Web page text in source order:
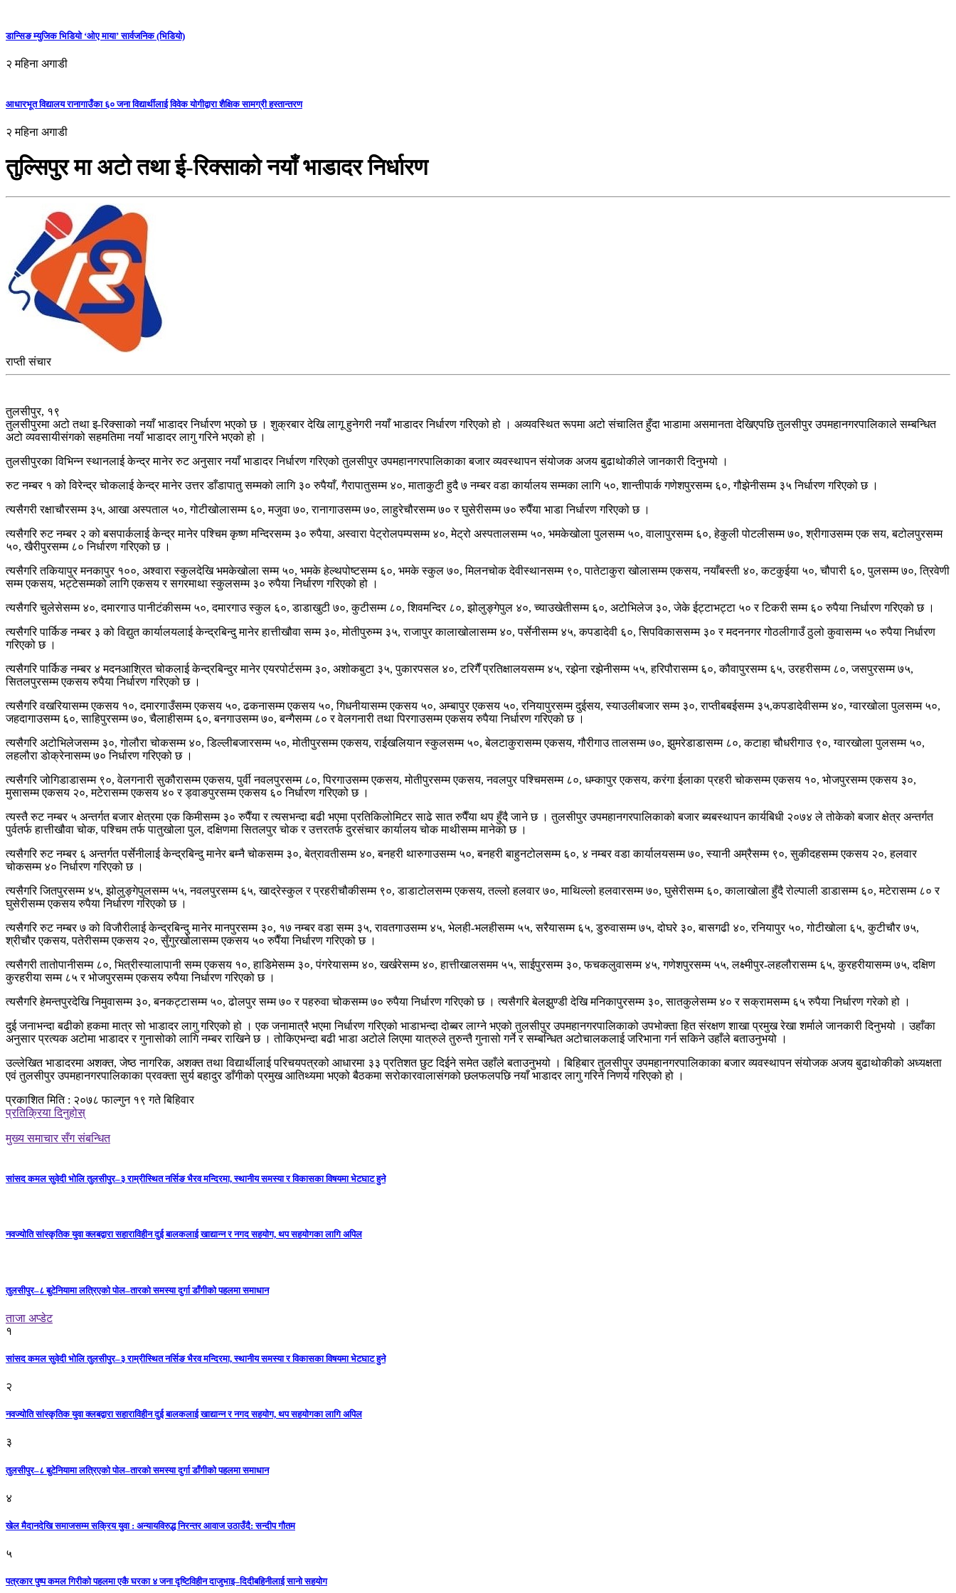
डान्सिङ म्युजिक भिडियो ‘ओए माया’ सार्वजनिक (भिडियो)
२ महिना अगाडी
आधारभूत विद्यालय रानागाउँका ६० जना विद्यार्थीलाई विवेक योगीद्वारा शैक्षिक सामग्री हस्तान्तरण
२ महिना अगाडी
तुल्सिपुर मा अटो तथा ई-रिक्साको नयाँ भाडादर निर्धारण
राप्ती संचार
तुलसीपुर, १९
तुलसीपुरमा अटो तथा इ-रिक्साको नयाँ भाडादर निर्धारण भएको छ । शुक्रबार देखि लागू हुनेगरी नयाँ भाडादर निर्धारण गरिएको हो । अव्यवस्थित रूपमा अटो संचालित हुँदा भाडामा असमानता देखिएपछि तुलसीपुर उपमहानगरपालिकाले सम्बन्धित
अटो व्यवसायीसंगको सहमतिमा नयाँ भाडादर लागु गरिने भएको हो ।
तुलसीपुरका विभिन्न स्थानलाई केन्द्र मानेर रुट अनुसार नयाँ भाडादर निर्धारण गरिएको तुलसीपुर उपमहानगरपालिकाका बजार व्यवस्थापन संयोजक अजय बुढाथोकीले जानकारी दिनुभयो ।
रुट नम्बर १ को विरेन्द्र चोकलाई केन्द्र मानेर उत्तर डाँडापातु सम्मको लागि ३० रुपैयाँ, गैरापातुसम्म ४०, माताकुटी हुदै ७ नम्बर वडा कार्यालय सम्मका लागि ५०, शान्तीपार्क गणेशपुरसम्म ६०, गौझेनीसम्म ३५ निर्धारण गरिएको छ ।
त्यसैगरी रक्षाचौरसम्म ३५, आखा अस्पताल ५०, गोटीखोलासम्म ६०, मजुवा ७०, रानागाउसम्म ७०, लाहुरेचौरसम्म ७० र घुसेरीसम्म ७० रुपैँया भाडा निर्धारण गरिएको छ ।
त्यसैगरि रुट नम्बर २ को बसपार्कलाई केन्द्र मानेर पश्चिम कृष्ण मन्दिरसम्म ३० रुपैया, अस्वारा पेट्रोलपम्पसम्म ४०, मेट्रो अस्पतालसम्म ५०, भमकेखोला पुलसम्म ५०, वालापुरसम्म ६०, हेकुली पोटलीसम्म ७०, श्रीगाउसम्म एक सय, बटोलपुरसम्म
५०, खैरीपुरसम्म ८० निर्धारण गरिएको छ ।
त्यसैगरि तकियापुर मनकापुर १००, अश्वारा स्कुलदेखि भमकेखोला सम्म ५०, भमके हेल्थपोष्टसम्म ६०, भमके स्कुल ७०, मिलनचोक देवीस्थानसम्म ९०, पातेटाकुरा खोलासम्म एकसय, नयाँबस्ती ४०, कटकुईया ५०, चौपारी ६०, पुलसम्म ७०, त्रिवेणी
सम्म एकसय, भट्टेसम्मको लागि एकसय र सगरमाथा स्कुलसम्म ३० रुपैया निर्धारण गरिएको हो ।
त्यसैगरि चुलेसेसम्म ४०, दमारगाउ पानीटंकीसम्म ५०, दमारगाउ स्कुल ६०, डाडाखुटी ७०, कुटीसम्म ८०, शिवमन्दिर ८०, झोलुङ्गेपुल ४०, च्याउखेतीसम्म ६०, अटोभिलेज ३०, जेके ईट्टाभट्टा ५० र टिकरी सम्म ६० रुपैया निर्धारण गरिएको छ ।
त्यसैगरि पार्किङ नम्बर ३ को विद्युत कार्यालयलाई केन्द्रबिन्दु मानेर हात्तीखौवा सम्म ३०, मोतीपुरुम्म ३५, राजापुर कालाखोलासम्म ४०, पर्सेनीसम्म ४५, कपडादेवी ६०, सिपविकाससम्म ३० र मदननगर गोठलीगाउँ ठुलो कुवासम्म ५० रुपैया निर्धारण
गरिएको छ ।
त्यसैगरि पार्किङ नम्बर ४ मदनआश्रित चोकलाई केन्द्रबिन्दुर मानेर एयरपोर्टसम्म ३०, अशोकबुटा ३५, पुकारपसल ४०, टरिगैँ प्रतिक्षालयसम्म ४५, रझेना रझेनीसम्म ५५, हरिपौरासम्म ६०, कौवापुरसम्म ६५, उरहरीसम्म ८०, जसपुरसम्म ७५,
सितलपुरसम्म एकसय रुपैया निर्धारण गरिएको छ ।
त्यसैगरि वखरियासम्म एकसय १०, दमारगाउँसम्म एकसय ५०, ढकनासम्म एकसय ५०, गिधनीयासम्म एकसय ५०, अम्बापुर एकसय ५०, रनियापुरसम्म दुईसय, स्याउलीबजार सम्म ३०, राप्तीबबईसम्म ३५,कपडादेवीसम्म ४०, ग्वारखोला पुलसम्म ५०,
जहदागाउसम्म ६०, साहिपुरसम्म ७०, चैलाहीसम्म ६०, बनगाउसम्म ७०, बन्गैसम्म ८० र वेलगनारी तथा पिरगाउसम्म एकसय रुपैया निर्धारण गरिएको छ ।
त्यसैगरि अटोभिलेजसम्म ३०, गोलौरा चोकसम्म ४०, डिल्लीबजारसम्म ५०, मोतीपुरसम्म एकसय, राईखलियान स्कुलसम्म ५०, बेलटाकुरासम्म एकसय, गौरीगाउ तालसम्म ७०, झुमरेडाडासम्म ८०, कटाहा चौधरीगाउ ९०, ग्वारखोला पुलसम्म ५०,
लहलौरा डोक्रेनासम्म ७० निर्धारण गरिएको छ ।
त्यसैगरि जोगिडाडासम्म ९०, वेलगनारी सुकौरासम्म एकसय, पुर्वी नवलपुरसम्म ८०, पिरगाउसम्म एकसय, मोतीपुरसम्म एकसय, नवलपुर पश्चिमसम्म ८०, धम्कापुर एकसय, करंगा ईलाका प्रहरी चोकसम्म एकसय १०, भोजपुरसम्म एकसय ३०,
मुसासम्म एकसय २०, मटेरासम्म एकसय ४० र ड्वाङपुरसम्म एकसय ६० निर्धारण गरिएको छ ।
त्यस्तै रुट नम्बर ५ अन्तर्गत बजार क्षेत्रमा एक किमीसम्म ३० रुपैँया र त्यसभन्दा बढी भएमा प्रतिकिलोमिटर साढे सात रुपैँया थप हुँदै जाने छ । तुलसीपुर उपमहानगरपालिकाको बजार ब्यबस्थापन कार्यबिधी २०७४ ले तोकेको बजार क्षेत्र अन्तर्गत
पुर्वतर्फ हात्तीखौवा चोक, पश्चिम तर्फ पातुखोला पुल, दक्षिणमा सितलपुर चोक र उत्तरतर्फ दुरसंचार कार्यालय चोक माथीसम्म मानेको छ ।
त्यसैगरि रुट नम्बर ६ अन्तर्गत पर्सेनीलाई केन्द्रबिन्दु मानेर बम्नै चोकसम्म ३०, बेत्रावतीसम्म ४०, बनहरी थारुगाउसम्म ५०, बनहरी बाहुनटोलसम्म ६०, ४ नम्बर वडा कार्यालयसम्म ७०, स्यानी अम्रैसम्म ९०, सुकीदहसम्म एकसय २०, हलवार
चोकसम्म ४० निर्धारण गरिएको छ ।
त्यसैगरि जितपुरसम्म ४५, झोलुङ्गेपुलसम्म ५५, नवलपुरसम्म ६५, खाद्रेस्कुल र प्रहरीचौकीसम्म ९०, डाडाटोलसम्म एकसय, तल्लो हलवार ७०, माथिल्लो हलवारसम्म ७०, घुसेरीसम्म ६०, कालाखोला हुँदै रोल्पाली डाडासम्म ६०, मटेरासम्म ८० र
घुसेरीसम्म एकसय रुपैया निर्धारण गरिएको छ ।
त्यसैगरि रुट नम्बर ७ को विजौरीलाई केन्द्रबिन्दु मानेर मानपुरसम्म ३०, १७ नम्बर वडा सम्म ३५, रावतगाउसम्म ४५, भेलही-भलहीसम्म ५५, सरैयासम्म ६५, डुरुवासम्म ७५, दोघरे ३०, बासगढी ४०, रनियापुर ५०, गोटीखोला ६५, कुटीचौर ७५,
श्रीचौर एकसय, पतेरीसम्म एकसय २०, सुँगुरखोलासम्म एकसय ५० रुपैँया निर्धारण गरिएको छ ।
त्यसैगरी तातोपानीसम्म ८०, भित्रीस्यालापानी सम्म एकसय १०, हाडिमेसम्म ३०, पंगरेयासम्म ४०, खर्खरेसम्म ४०, हात्तीखालसमम ५५, साईपुरसम्म ३०, फचकलुवासम्म ४५, गणेशपुरसम्म ५५, लक्ष्मीपुर-लहलौरासम्म ६५, कुरहरीयासम्म ७५, दक्षिण
कुरहरीया सम्म ८५ र भोजपुरसम्म एकसय रुपैया निर्धारण गरिएको छ ।
त्यसैगरि हेमन्तपुरदेखि निमुवासम्म ३०, बनकट्टासम्म ५०, ढोलपुर सम्म ७० र पहरुवा चोकसम्म ७० रुपैया निर्धारण गरिएको छ । त्यसैगरि बेलझुण्डी देखि मनिकापुरसम्म ३०, सातकुलेसम्म ४० र सक्रामसम्म ६५ रुपैया निर्धारण गरेको हो ।
दुई जनाभन्दा बढीको हकमा मात्र सो भाडादर लागु गरिएको हो । एक जनामात्रै भएमा निर्धारण गरिएको भाडाभन्दा दोब्बर लाग्ने भएको तुलसीपुर उपमहानगरपालिकाको उपभोक्ता हित संरक्षण शाखा प्रमुख रेखा शर्माले जानकारी दिनुभयो । उहाँका
अनुसार प्रत्यक अटोमा भाडादर र गुनासोको लागि नम्बर राखिने छ । तोकिएभन्दा बढी भाडा अटोले लिएमा यात्रुले तुरुन्तै गुनासो गर्ने र सम्बन्धित अटोचालकलाई जरिभाना गर्न सकिने उहाँले बताउनुभयो ।
उल्लेखित भाडादरमा अशक्त, जेष्ठ नागरिक, अशक्त तथा विद्यार्थीलाई परिचयपत्रको आधारमा ३३ प्रतिशत छुट दिईने समेत उहाँले बताउनुभयो । बिहिबार तुलसीपुर उपमहानगरपालिकाका बजार व्यवस्थापन संयोजक अजय बुढाथोकीको अध्यक्षता
एवं तुलसीपुर उपमहानगरपालिकाका प्रवक्ता सुर्य बहादुर डाँगीको प्रमुख आतिथ्यमा भएको बैठकमा सरोकारवालासंगको छलफलपछि नयाँ भाडादर लागु गरिने निणर्य गरिएको हो ।
प्रकाशित मिति : २०७८ फाल्गुन १९ गते बिहिवार
प्रतिक्रिया दिनुहोस्
मुख्य समाचार सँग संबन्धित
सांसद कमल सुवेदी भोलि तुलसीपुर–३ राम्रीस्थित नर्सिङ भैरव मन्दिरमा, स्थानीय समस्या र विकासका विषयमा भेटघाट हुने
नवज्योति सांस्कृतिक युवा क्लबद्वारा सहाराविहीन दुई बालकलाई खाद्यान्न र नगद सहयोग, थप सहयोगका लागि अपिल
तुलसीपुर–८ बुटेनियामा लत्रिएको पोल–तारको समस्या दुर्गा डाँगीको पहलमा समाधान
ताजा अप्डेट
१
सांसद कमल सुवेदी भोलि तुलसीपुर–३ राम्रीस्थित नर्सिङ भैरव मन्दिरमा, स्थानीय समस्या र विकासका विषयमा भेटघाट हुने
२
नवज्योति सांस्कृतिक युवा क्लबद्वारा सहाराविहीन दुई बालकलाई खाद्यान्न र नगद सहयोग, थप सहयोगका लागि अपिल
३
तुलसीपुर–८ बुटेनियामा लत्रिएको पोल–तारको समस्या दुर्गा डाँगीको पहलमा समाधान
४
खेल मैदानदेखि समाजसम्म सक्रिय युवा : अन्यायविरुद्ध निरन्तर आवाज उठाउँदै: सन्दीप गौतम
५
पत्रकार पुष्प कमल गिरीको पहलमा एकै घरका ४ जना दृष्टिविहीन दाजुभाइ–दिदीबहिनीलाई सानो सहयोग